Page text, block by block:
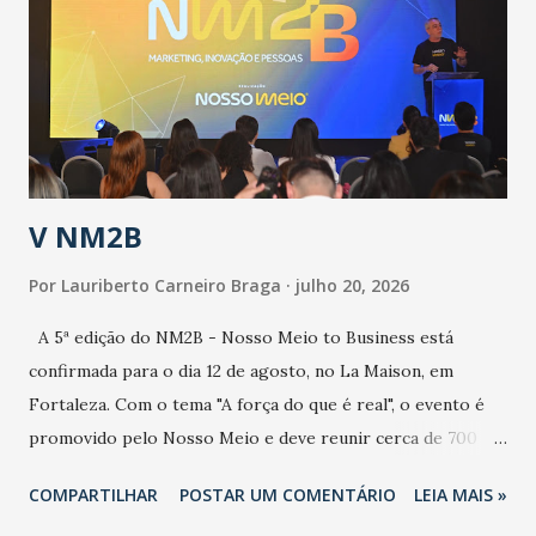
de uma epidemia com um vírus diferente, com um poder de
contaminação maior que outros coronavírus”, apontou o
secretário. Segundo ele, é uma epidemia com chance de
contaminação alta, podendo gerar um grande risco à
população e ao sistema de saúde. “Precisamos saber fazer a
estratificação do risco da doença, para não so...
V NM2B
Por Lauriberto Carneiro Braga julho 20, 2026
A 5ª edição do NM2B - Nosso Meio to Business está
confirmada para o dia 12 de agosto, no La Maison, em
Fortaleza. Com o tema "A força do que é real", o evento é
promovido pelo Nosso Meio e deve reunir cerca de 700
e lideranças do Mercado Nacional. Desde 2022, o NM2B
COMPARTILHAR POSTAR UM COMENTÁRIO LEIA MAIS »